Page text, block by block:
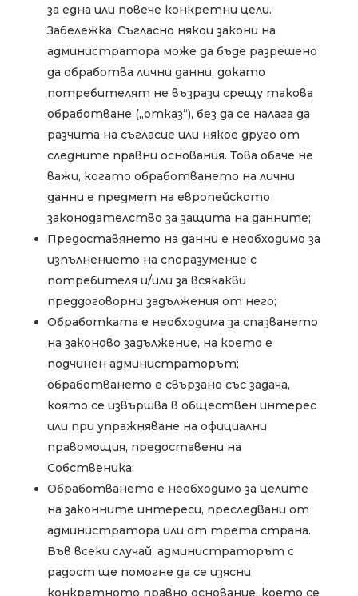
за една или повече конкретни цели.
Забележка: Съгласно някои закони на
администратора може да бъде разрешено
да обработва лични данни, докато
потребителят не възрази срещу такова
обработване („отказ“), без да се налага да
разчита на съгласие или някое друго от
следните правни основания. Това обаче не
важи, когато обработването на лични
данни е предмет на европейското
законодателство за защита на данните;
Предоставянето на данни е необходимо за
изпълнението на споразумение с
потребителя и/или за всякакви
преддоговорни задължения от него;
Обработката е необходима за спазването
на законово задължение, на което е
подчинен администраторът;
обработването е свързано със задача,
която се извършва в обществен интерес
или при упражняване на официални
правомощия, предоставени на
Собственика;
Обработването е необходимо за целите
на законните интереси, преследвани от
администратора или от трета страна.
Във всеки случай, администраторът с
радост ще помогне да се изясни
конкретното правно основание, което се